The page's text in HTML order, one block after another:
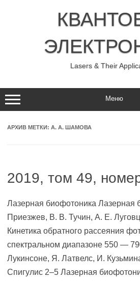
Lasers & Their
Меню
АРХИВ МЕТКИ: А. А. ШАМОВА
2019, том 49,
Лазерная биофотоника Лазерная
Приезжев, В. В. Тучин, А. Е.
Кинетика обратного рассеяния
спектральном диапазоне 550 —
Лукинсоне, Я. Латвелс, И.
Спигулис 2–5 Лазерная